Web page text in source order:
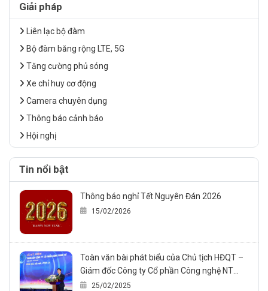
Giải pháp
Liên lạc bộ đàm
Bộ đàm băng rộng LTE, 5G
Tăng cường phủ sóng
Xe chỉ huy cơ động
Camera chuyên dụng
Thông báo cảnh báo
Hội nghị
Tin nổi bật
Thông báo nghỉ Tết Nguyên Đán 2026
15/02/2026
Toàn văn bài phát biểu của Chủ tịch HĐQT –
Giám đốc Công ty Cổ phần Công nghệ NT
trong sự kiện Kỷ niệm 20 năm thành lập công
25/02/2025